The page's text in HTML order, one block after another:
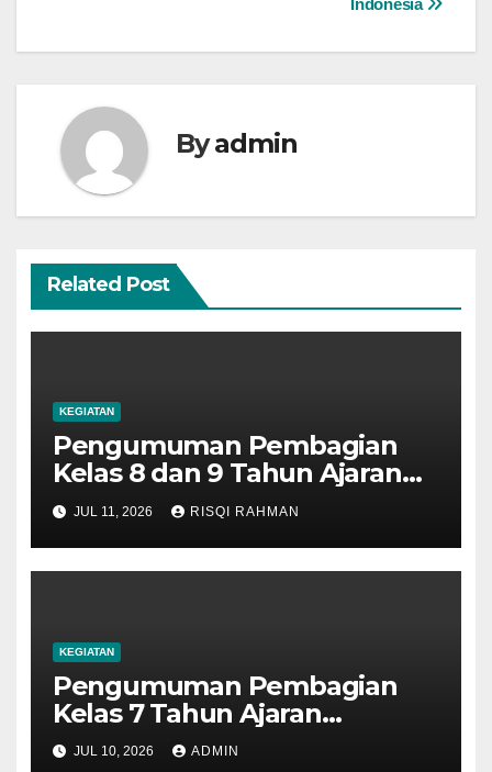
Byadmin
Related Post
KEGIATAN
Pengumuman Pembagian
Kelas 8 dan 9 Tahun Ajaran
2026-2027
JUL 11, 2026 RISQI RAHMAN
KEGIATAN
Pengumuman Pembagian
Kelas 7 Tahun Ajaran
2026/2027
JUL 10, 2026 ADMIN